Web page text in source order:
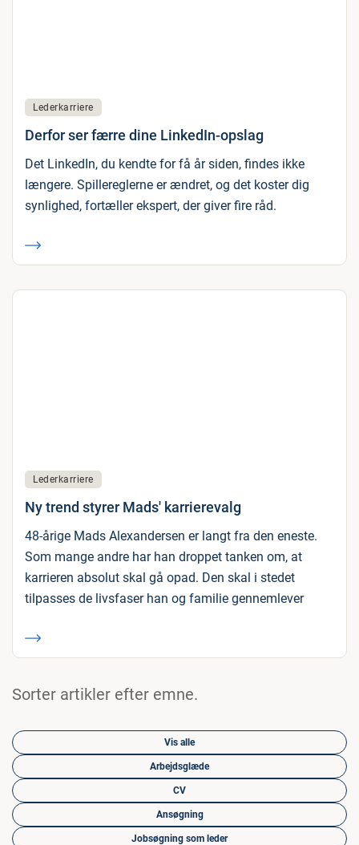
Lederkarriere
Derfor ser færre dine LinkedIn-opslag
Det LinkedIn, du kendte for få år siden, findes ikke
længere. Spillereglerne er ændret, og det koster dig
synlighed, fortæller ekspert, der giver fire råd.
Lederkarriere
Ny trend styrer Mads' karrierevalg
48-årige Mads Alexandersen er langt fra den eneste.
Som mange andre har han droppet tanken om, at
karrieren absolut skal gå opad. Den skal i stedet
tilpasses de livsfaser han og familie gennemlever
Sorter artikler efter emne.
Vis alle
Arbejdsglæde
CV
Ansøgning
Jobsøgning som leder